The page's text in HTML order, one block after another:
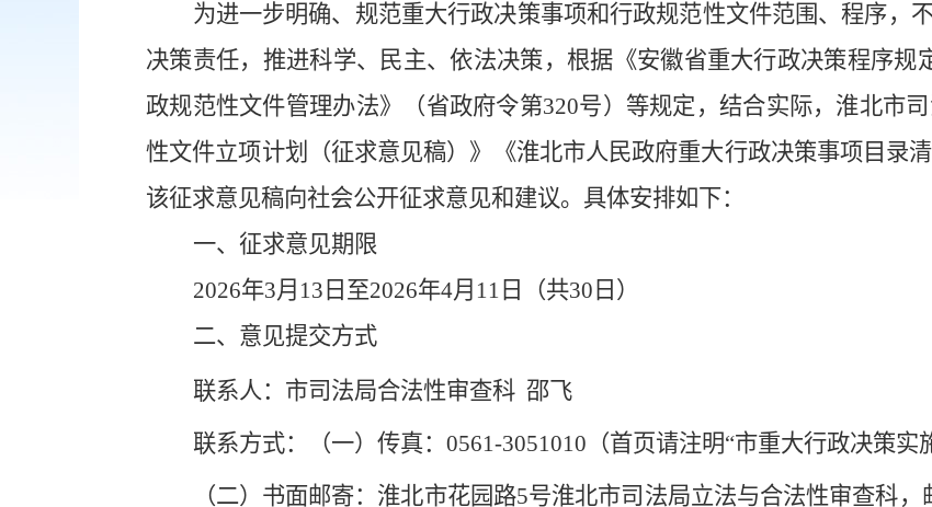
为进一步明确、规范重大行政决策事项和行政规范性文件范围、程序，
决策责任，推进科学、民主、依法决策，根据《安徽省重大行政决策程序规
政规范性文件管理办法》（省政府令第320号）等规定，结合实际，淮北市
性文件立项计划（征求意见稿）》《淮北市人民政府重大行政决策事项目录
该征求意见稿向社会公开征求意见和建议。具体安排如下：
一、征求意见期限
2026年3月 13 日至2026年4月 11 日（共30 日）
二、意见提交方式
联系人：市司法局合法性审查科 邵飞
联系方式：（一）传真：0561-3051010（首页请注明“市重大行政决策实
（二）书面邮寄：淮北市花园路5号淮北市司法局立法与合法性审查科